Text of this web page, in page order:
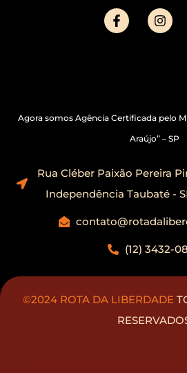
Agora somos Agência Certificada pelo
Araújo” – SP
Rua Cléber Paixão Pereira
Independência Taubaté -
(12) 3432-
©2024 ROTA DA LIBERDADE